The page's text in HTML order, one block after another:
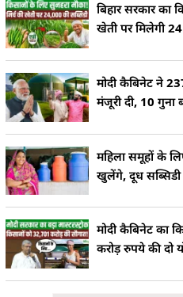
बिहार सरकार का
खेती पर मिलेगी
मोदी कैबिनेट ने
मंजूरी दी, 10 गुना
महिला समूहों के
खुलेंगे, दूध
मोदी कैबिनेट का
करोड़ रुपये की दो